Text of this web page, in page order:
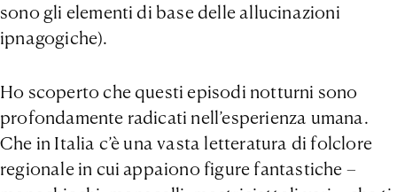
sono gli elementi di base delle allucinazioni
ipnagogiche).
Ho scoperto che questi episodi notturni sono
profondamente radicati nell’esperienza umana.
Che in Italia c’è una vasta letteratura di folclore
regionale in cui appaiono figure fantastiche –